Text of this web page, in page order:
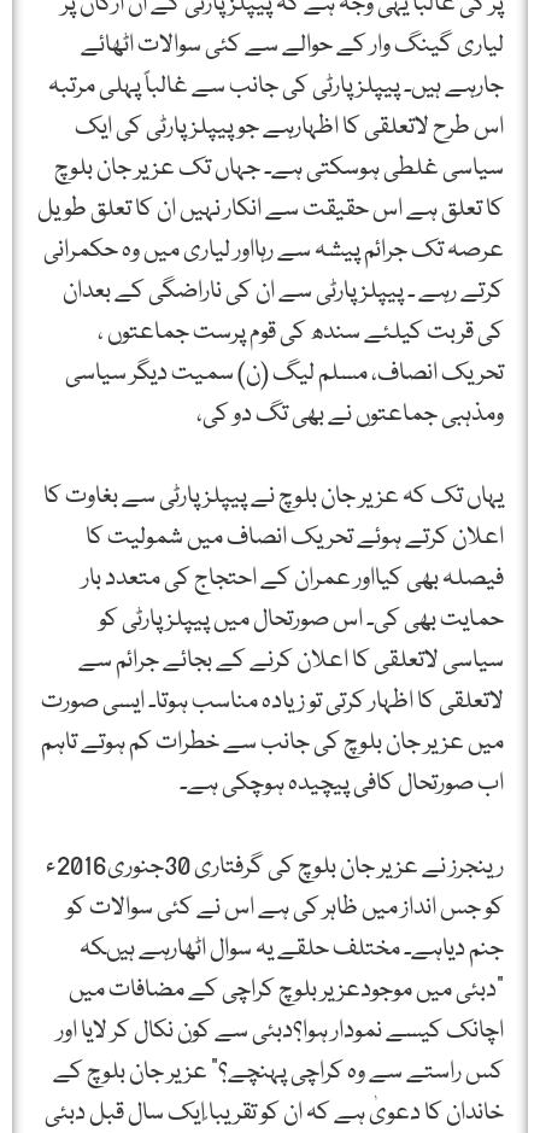
لیاری گینگ وار کے حوالے سے کئی سوالات اٹھائے
جارہے ہیں۔ پیپلزپارٹی کی جانب سے غالباً پہلی مرتبہ
اس طرح لاتعلقی کا اظہارہے جو پیپلزپارٹی کی ایک
سیاسی غلطی ہوسکتی ہے۔ جہاں تک عزیر جان بلوچ
کا تعلق ہے اس حقیقت سے انکار نہیں ان کا تعلق طویل
عرصہ تک جرائم پیشہ سے رہااور لیاری میں وہ حکمرانی
کرتے رہے ۔ پیپلزپارٹی سے ان کی ناراضگی کے بعدان
کی قربت کیلئے سندھ کی قوم پرست جماعتوں ،
تحریک انصاف، مسلم لیگ (ن) سمیت دیگر سیاسی
ومذہبی جماعتوں نے بھی تگ دو کی،
یہاں تک کہ عزیر جان بلوچ نے پیپلزپارٹی سے بغاوت کا
اعلان کرتے ہوئے تحریک انصاف میں شمولیت کا
فیصلہ بھی کیااور عمران کے احتجاج کی متعدد بار
حمایت بھی کی۔ اس صورتحال میں پیپلزپارٹی کو
سیاسی لاتعلقی کا اعلان کرنے کے بجائے جرائم سے
لاتعلقی کا اظہار کرتی تو زیادہ مناسب ہوتا۔ ایسی صورت
میں عزیر جان بلوچ کی جانب سے خطرات کم ہوتے تاہم
اب صورتحال کافی پیچیدہ ہوچکی ہے۔
رینجرز نے عزیر جان بلوچ کی گرفتاری 30جنوری2016ء
کو جس انداز میں ظاہر کی ہے اس نے کئی سوالات کو
جنم دیاہے۔ مختلف حلقے یہ سوال اٹھارہے ہیںکہ
”دبئی میں موجودعزیر بلوچ کراچی کے مضافات میں
اچانک کیسے نمودار ہوا؟دبئی سے کون نکال کر لایا اور
کس راستے سے وہ کراچی پہنچے؟” عزیر جان بلوچ کے
خاندان کا دعویٰ ہے کہ ان کو تقریبا ًایک سال قبل دبئی